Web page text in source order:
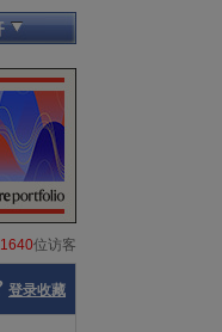
1640位访客
登录收藏